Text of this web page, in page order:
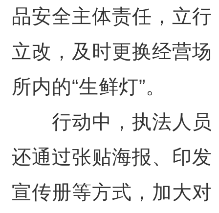
品安全主体责任，立行
立改，及时更换经营场
所内的“生鲜灯”。
行动中，执法人员
还通过张贴海报、印发
宣传册等方式，加大对